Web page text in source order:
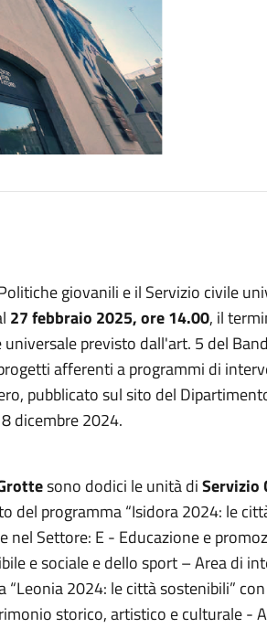
giovanili e il Servizio civile
27 febbraio 2025, ore 14.00, il
previsto dall'art. 5 del
afferenti a programmi di
pubblicato sul sito del
dicembre 2024.
sono dodici le unità diServizio
del programma “Isidora 2024: le
nel Settore: E - Educazione e
e sociale e dello sport – Area di
2024: le città sostenibili”
storico, artistico e culturale -